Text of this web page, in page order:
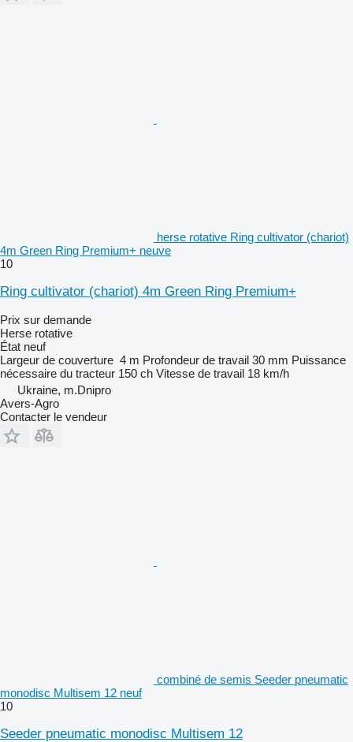
herse rotative Ring cultivator (chariot)
4m Green Ring Premium+ neuve
10
Ring cultivator (chariot) 4m Green Ring Premium+
Prix sur demande
Herse rotative
État neuf
Largeur de couverture 4 m Profondeur de travail 30 mm Puissance
nécessaire du tracteur 150 ch Vitesse de travail 18 km/h
Ukraine, m.Dnipro
Avers-Agro
Contacter le vendeur
combiné de semis Seeder pneumatic
monodisc Multisem 12 neuf
10
Seeder pneumatic monodisc Multisem 12